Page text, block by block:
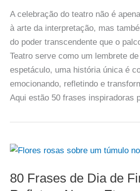
A celebração do teatro não é
à arte da interpretação, mas
do poder transcendente que o
Teatro serve como um lembrete
espetáculo, uma história única é
emocionando, refletindo e
Aqui estão 50 frases inspiradoras
80 Frases de Dia de